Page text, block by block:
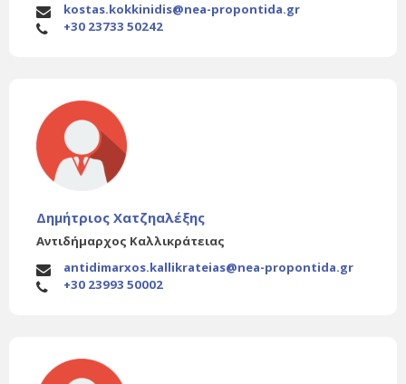
kostas.kokkinidis@nea-propontida.gr
+30 23733 50242
Δημήτριος Χατζηαλέξης
Αντιδήμαρχος Καλλικράτειας
antidimarxos.kallikrateias@nea-propontida.gr
+30 23993 50002